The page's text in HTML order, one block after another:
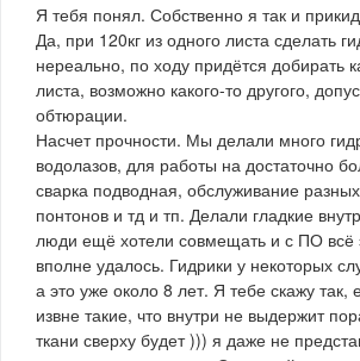
Я тебя понял. Собственно я так и
Да, при 120кг из одного листа сделать
нереально, по ходу придётся добирать
листа, возможно какого-то другого,
обтюрации.
Насчет прочности. Мы делали много
водолазов, для работы на достаточно
сварка подводная, обслуживание
понтонов и тд и тп. Делали гладкие
люди ещё хотели совмещать и с ПО всё
вполне удалось. Гидрики у некоторых
а это уже около 8 лет. Я тебе скажу так,
извне такие, что внутри не выдержит
ткани сверху будет ))) я даже не